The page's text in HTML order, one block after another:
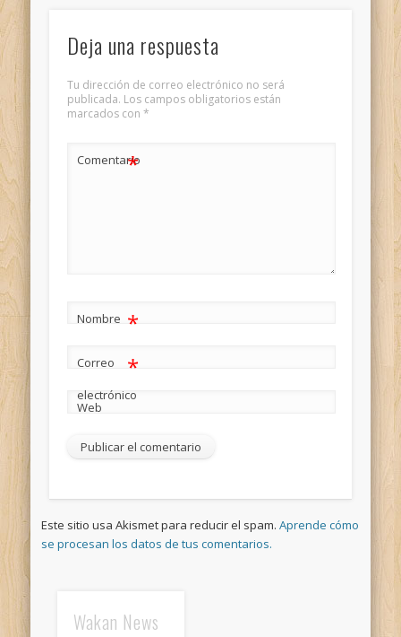
Deja una respuesta
Tu dirección de correo electrónico no será
publicada. Los campos obligatorios están
marcados con *
Comentario
*
Nombre *
Correo
electrónico
*
Web
Este sitio usa Akismet para reducir el spam.Aprende cómo
se procesan los datos de tus comentarios.
Wakan News